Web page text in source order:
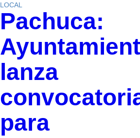
LOCAL
Pachuca:
lanza
para